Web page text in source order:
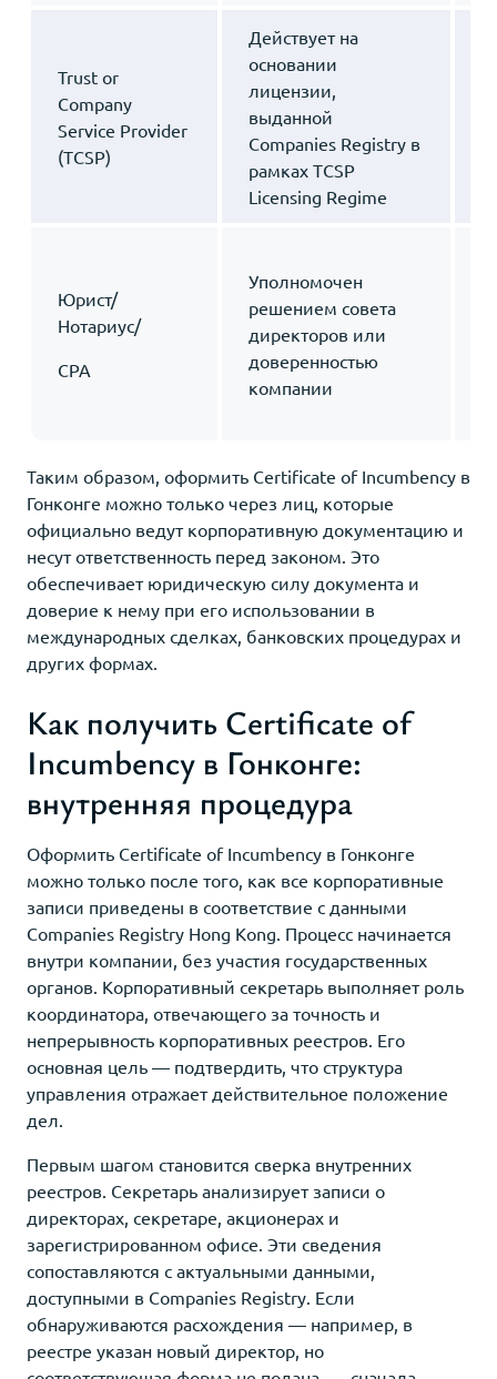
Trust or
Company
Service Provider
(TCSP)
Действует на
основании
лицензии,
выданной
Companies Registry в
рамках TCSP
Licensing Regime
Юрист/
Нотариус/
CPA
Уполномочен
решением совета
директоров или
доверенностью
компании
Таким образом, оформить Certificate of Incumbency в
Гонконге можно только через лиц, которые
официально ведут корпоративную документацию и
несут ответственность перед законом. Это
обеспечивает юридическую силу документа и
доверие к нему при его использовании в
международных сделках, банковских процедурах и
других формах.
Как получить Certificate of
Incumbency в Гонконге:
внутренняя процедура
Оформить Certificate of Incumbency в Гонконге
можно только после того, как все корпоративные
записи приведены в соответствие с данными
Companies Registry Hong Kong. Процесс начинается
внутри компании, без участия государственных
органов. Корпоративный секретарь выполняет роль
координатора, отвечающего за точность и
непрерывность корпоративных реестров. Его
основная цель — подтвердить, что структура
управления отражает действительное положение
дел.
Первым шагом становится сверка внутренних
реестров. Секретарь анализирует записи о
директорах, секретаре, акционерах и
зарегистрированном офисе. Эти сведения
сопоставляются с актуальными данными,
доступными в Companies Registry. Если
обнаруживаются расхождения — например, в
реестре указан новый директор, но